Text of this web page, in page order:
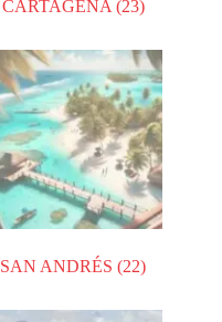
CARTAGENA (23)
SAN ANDRÉS(22)